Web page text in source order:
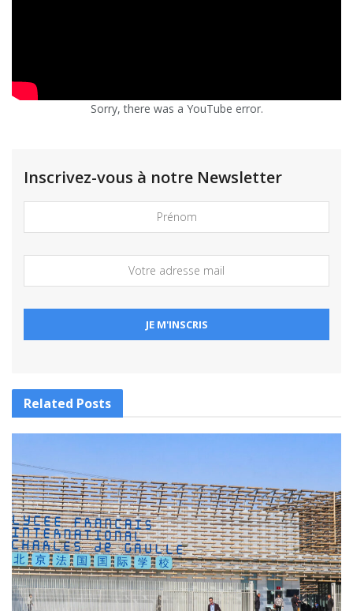
Sorry, there was a YouTube error.
Inscrivez-vous à notre Newsletter
Related Posts